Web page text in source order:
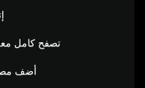
تصفح كامل
أضف